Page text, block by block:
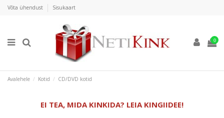
Võta ühendust Sisukaart
0
Avalehele Kotid CD/DVD kotid
EI TEA, MIDA KINKIDA? LEIA KINGIIDEE!